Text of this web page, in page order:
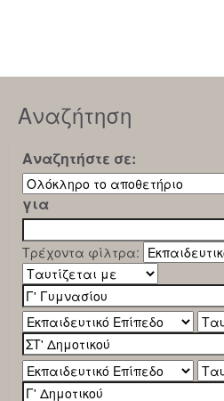
Αναζήτηση
Αναζητήστε σε:
για
Τρέχοντα φίλτρα: